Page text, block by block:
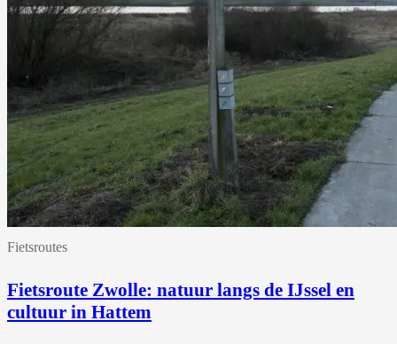
Fietsroutes
Fietsroute Zwolle: natuur langs de IJssel en
cultuur in Hattem